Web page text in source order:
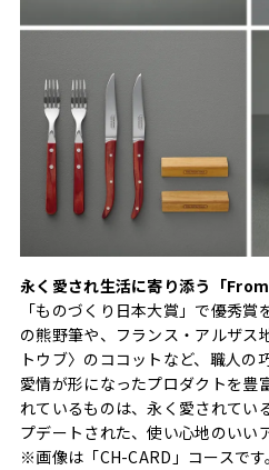
永く愛され生活に寄り添う「
「ものづくり日本大賞」で優秀賞
の熊野筆や、フランス・アルザス
トウブ〉のココットなど、職人の
愛情が形になったプロダクトを豊
れているものは、永く愛されてい
プデートされた、使い心地のいい
※画像は「CH-CARD」コースです。